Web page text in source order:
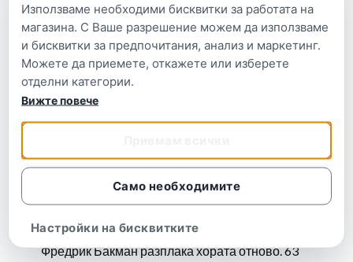
да я прочетете. Просто се опитвах да подредя
собствените си мисли, а аз съм от хората,
които трябва да ги видят изложени на хартия,
за да ги проумеят. Те обаче се превърнаха в
малък разказ за това как преодолявам
който все още е тук, и как искам да обясня
думите си да си отидат, пък каквото ще да
Фредрик Бакман разплака хората отново. 63
Използваме необходими бисквитки за работата на
магазина. С Ваше разрешение можем да използваме
и бисквитки за предпочитания, анализ и маркетинг.
Можете да приемете, откажете или изберете
отделни категории.
Само необходимите
Настройки на бисквитките
Вижте повече